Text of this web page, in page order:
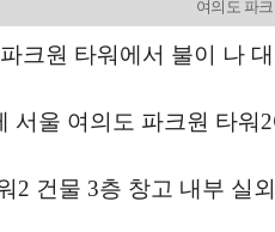
여의도 파
크원 타워에서 불이 나
서울 여의도 파크원 타워
2 건물 3층 창고 내부 실